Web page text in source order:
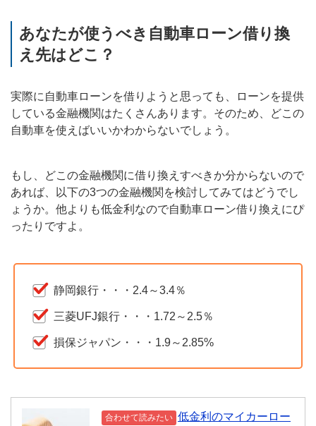
あなたが使うべき自動車ローン借り換
え先はどこ？
実際に自動車ローンを借りようと思っても、ローンを提供
している金融機関はたくさんあります。そのため、どこの
自動車を使えばいいかわからないでしょう。
もし、どこの金融機関に借り換えすべきか分からないので
あれば、以下の3つの金融機関を検討してみてはどうでし
ょうか。他よりも低金利なので自動車ローン借り換えにぴ
ったりですよ。
静岡銀行・・・2.4～3.4％
三菱UFJ銀行・・・1.72～2.5％
損保ジャパン・・・1.9～2.85%
合わせて読みたい 低金利のマイカーロー